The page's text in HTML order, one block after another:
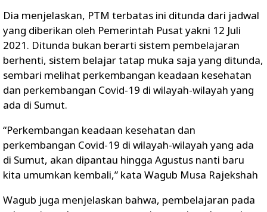
Dia menjelaskan, PTM terbatas ini ditunda dari jadwal
yang diberikan oleh Pemerintah Pusat yakni 12 Juli
2021. Ditunda bukan berarti sistem pembelajaran
berhenti, sistem belajar tatap muka saja yang ditunda,
sembari melihat perkembangan keadaan kesehatan
dan perkembangan Covid-19 di wilayah-wilayah yang
ada di Sumut.
“Perkembangan keadaan kesehatan dan
perkembangan Covid-19 di wilayah-wilayah yang ada
di Sumut, akan dipantau hingga Agustus nanti baru
kita umumkan kembali,” kata Wagub Musa Rajekshah
Wagub juga menjelaskan bahwa, pembelajaran pada